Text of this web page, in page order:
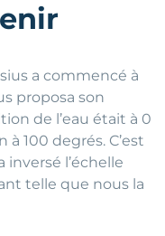
a commencé à
proposa son
de l’eau était à 0
100 degrés. C’est
inversé l’échelle
telle que nous la